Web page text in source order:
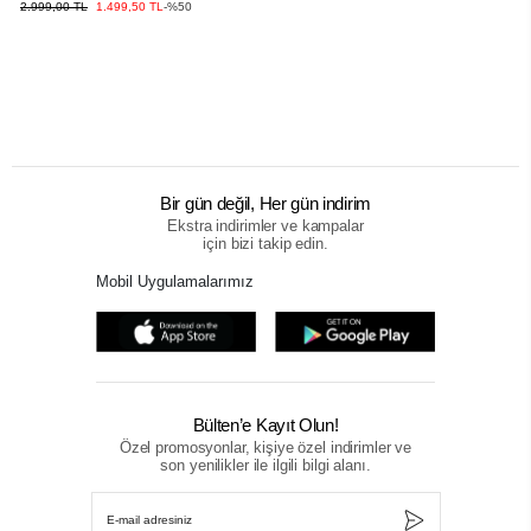
2.999,00 TL 1.499,50 TL -%50
Bir gün değil, Her gün indirim
Ekstra indirimler ve kampalar
için bizi takip edin.
Mobil Uygulamalarımız
Bülten’e Kayıt Olun!
Özel promosyonlar, kişiye özel indirimler ve
son yenilikler ile ilgili bilgi alanı.